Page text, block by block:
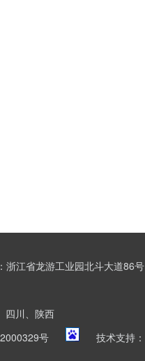
浙江省龙游工业园北斗大道86号
四川、陕西
号 技术支持：